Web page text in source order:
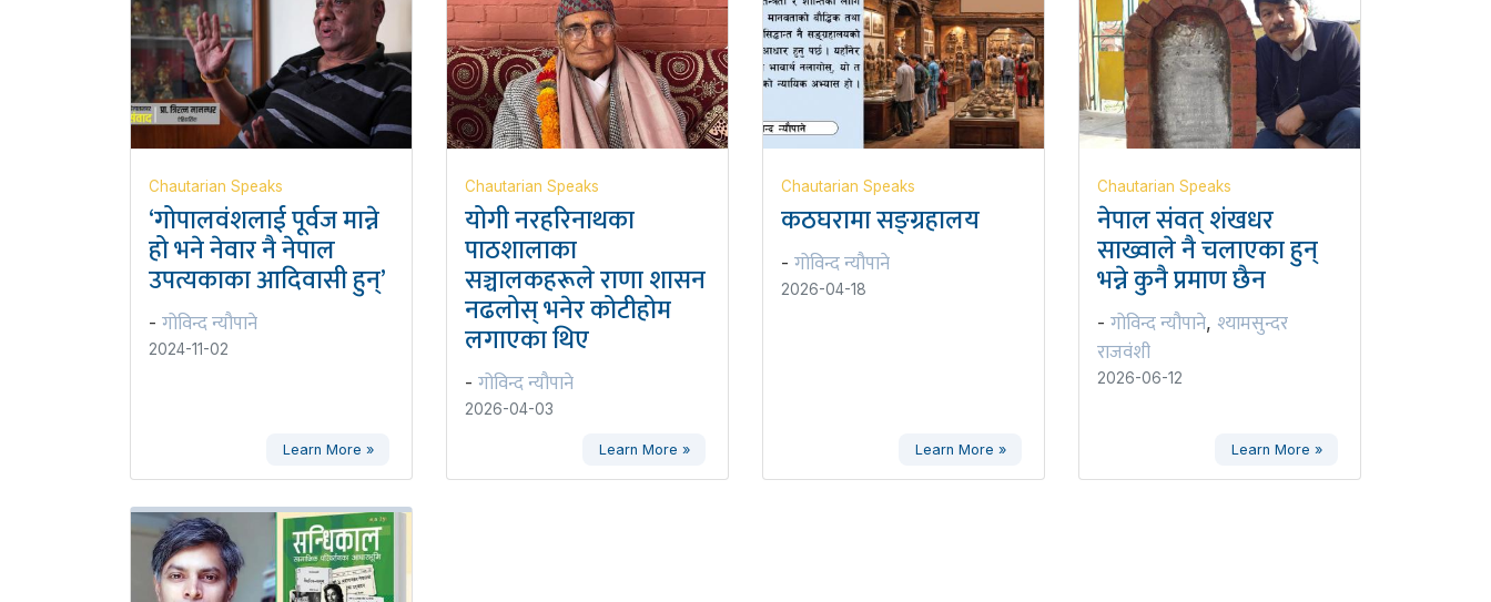
Chautarian Speaks
‘गोपालवंशलाई पूर्वज मान्ने
हो भने नेवार नै नेपाल
उपत्यकाका आदिवासी हुन्’
- गोविन्द न्यौपाने
2024-11-02
Learn More »
Chautarian Speaks
योगी नरहरिनाथका
पाठशालाका
सञ्चालकहरूले राणा शासन
नढलोस् भनेर कोटीहोम
लगाएका थिए
- गोविन्द न्यौपाने
2026-04-03
Learn More »
Chautarian Speaks
कठघरामा सङ्ग्रहालय
- गोविन्द न्यौपाने
2026-04-18
Learn More »
Chautarian Speaks
नेपाल संवत् शंखधर
साख्वाले नै चलाएका हुन्
भन्ने कुनै प्रमाण छैन
- गोविन्द न्यौपाने, श्यामसुन्दर
राजवंशी
2026-06-12
Learn More »